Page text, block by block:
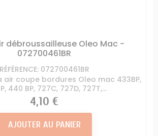
débroussailleuse Oleo Mac -
072700461BR
RÉFÉRENCE: 072700461BR
air coupe bordures Oleo mac 433BP,
440 BP, 727C, 727D, 727T,...
Prix
4,10 €
AJOUTER AU PANIER